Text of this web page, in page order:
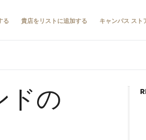
る 貴店をリストに追加する キャンパス スト
ドの